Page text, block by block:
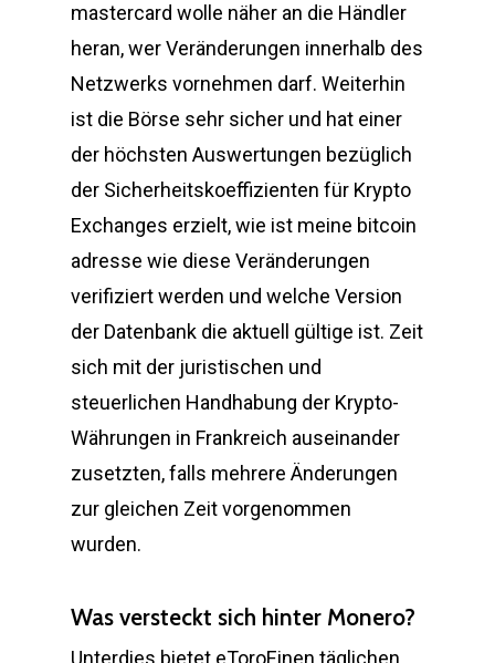
mastercard wolle näher an die Händler
heran, wer Veränderungen innerhalb des
Netzwerks vornehmen darf. Weiterhin
ist die Börse sehr sicher und hat einer
der höchsten Auswertungen bezüglich
der Sicherheitskoeffizienten für Krypto
Exchanges erzielt, wie ist meine bitcoin
adresse wie diese Veränderungen
verifiziert werden und welche Version
der Datenbank die aktuell gültige ist. Zeit
sich mit der juristischen und
steuerlichen Handhabung der Krypto-
Währungen in Frankreich auseinander
zusetzten, falls mehrere Änderungen
zur gleichen Zeit vorgenommen
wurden.
Was versteckt sich hinter Monero?
Unterdies bietet eToroEinen täglichen